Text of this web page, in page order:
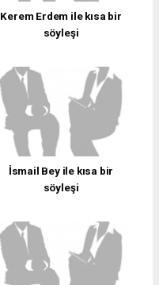
Kerem Erdem ile kısa bir
söyleşi
İsmail Bey ile kısa bir
söyleşi